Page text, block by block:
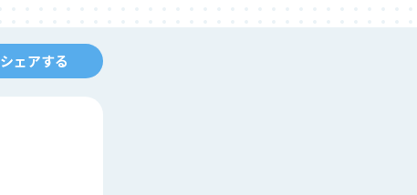
シェアする